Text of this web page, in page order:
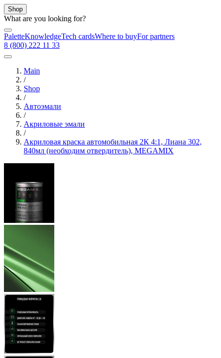
Shop
What are you looking for?
PaletteKnowledgeTech cardsWhere to buyFor partners
8 (800) 222 11 33
Main
/
Shop
/
Автоэмали
/
Акриловые эмали
/
Акриловая краска автомобильная 2К 4:1, Лиана 302,
840мл (необходим отвердитель), MEGAMIX